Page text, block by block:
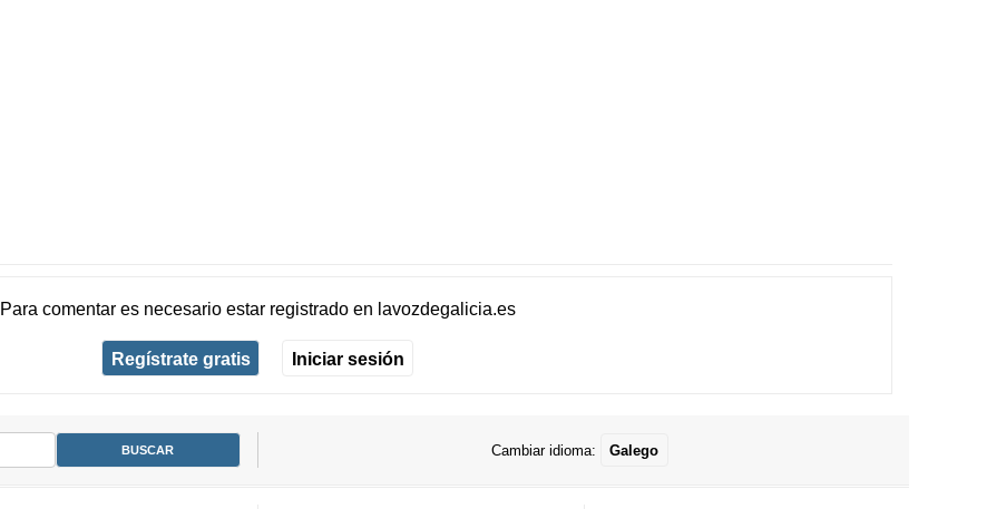
Para comentar es necesario estar registradoen lavozdegalicia.es
Regístrate gratis Iniciar sesión
Cambiar idioma: Galego